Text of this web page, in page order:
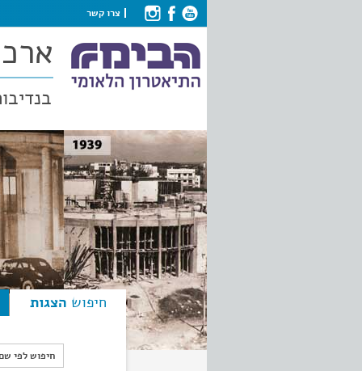
צרו קשר
חיפוש הצגות
חיפוש לפי